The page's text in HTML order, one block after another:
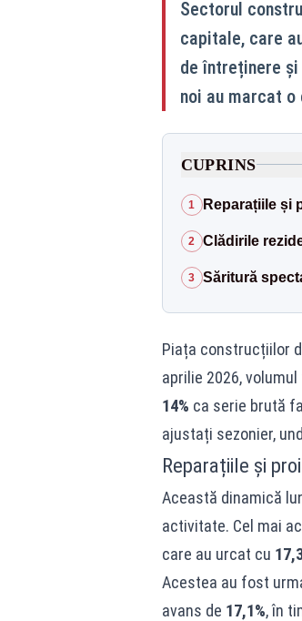
Sectorul
capitale, care
de întreținere
noi au marcat o
CUPRINS
1 Reparațiile și
2 Clădirile
3 Săritură
Piața construcțiilor
aprilie 2026,
14% ca serie brută
ajustați sezonier,
Reparațiile și
Această dinamică
activitate. Cel mai
care au urcat cu
Acestea au fost
avans de 17,1%, în